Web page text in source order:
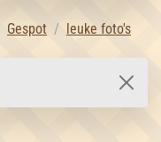
Gespot leuke foto's